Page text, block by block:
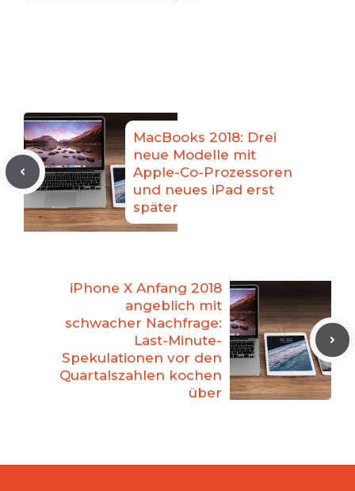
MacBooks 2018: Drei
neue Modelle mit
Apple-Co-Prozessoren
und neues iPad erst
später
iPhone X Anfang 2018
angeblich mit
schwacher Nachfrage:
Last-Minute-
Spekulationen vor den
Quartalszahlen kochen
über